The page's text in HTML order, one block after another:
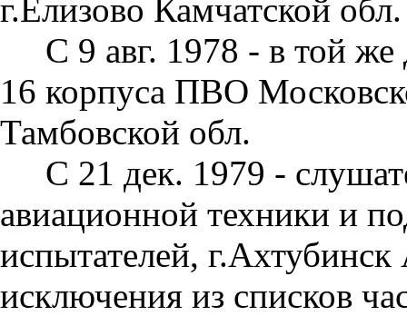
г.Елизово Камчатской обл.
С 9 авг. 1978 - в той
16 корпуса ПВО
Тамбовской обл.
С 21 дек. 1979 -
авиацион­ной техники и
испытателей, г.Ахтубинск
исключения из списков